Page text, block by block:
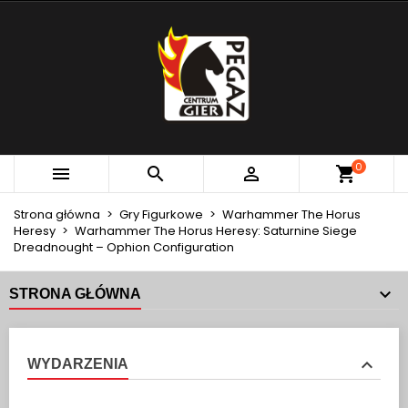
   0
Strona główna Gry Figurkowe
Warhammer The Horus
Heresy
Warhammer The Horus Heresy: Saturnine Siege
Dreadnought – Ophion Configuration
STRONA GŁÓWNA
WYDARZENIA
MOJE LISTY ŻYCZEŃ
Utwórz nową listę
UTWÓRZ LISTĘ ŻYCZEŃ
Utwórz listę życzeń
ZALOGUJ SIĘ
MUSISZ BYĆ ZALOGOWANY BY ZAPISAĆ PRODUKTY
NA SWOJEJ LIŚCIE ŻYCZEŃ.
Anuluj Zaloguj się